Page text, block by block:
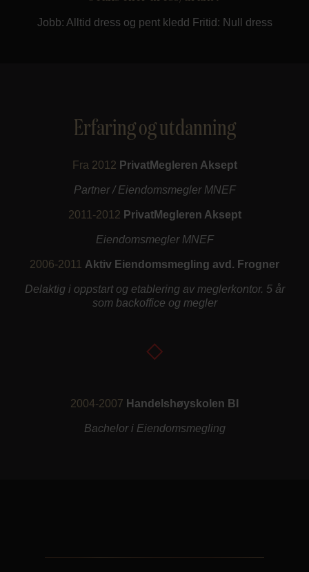
Jobb: Alltid dress og pent kledd Fritid: Null dress
Erfaring og utdanning
Fra 2012 PrivatMegleren Aksept
Partner / Eiendomsmegler MNEF
2011-2012 PrivatMegleren Aksept
Eiendomsmegler MNEF
2006-2011 Aktiv Eiendomsmegling avd. Frogner
Delaktig i oppstart og etablering av meglerkontor. 5 år
som backoffice og megler
2004-2007 Handelshøyskolen BI
Bachelor i Eiendomsmegling